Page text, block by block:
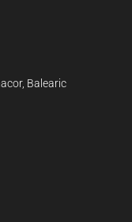
Balearic